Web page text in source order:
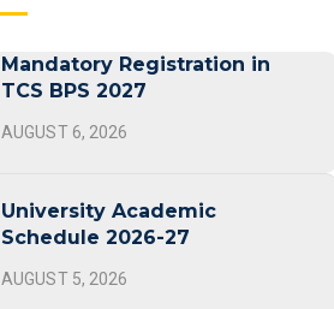
Mandatory Registration in
TCS BPS 2027
AUGUST 6, 2026
University Academic
Schedule 2026-27
AUGUST 5, 2026